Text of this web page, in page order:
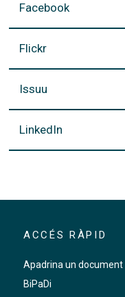
Facebook
Flickr
Issuu
LinkedIn
ACCÉS RÀPID
Apadrina un document
BiPaDi